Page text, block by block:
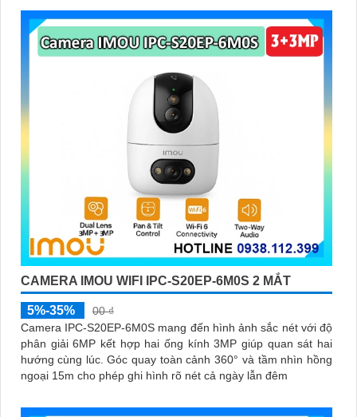
CAMERA IMOU WIFI IPC-S20EP-6M0S 2 MẮT
5%-35%
00 ₫
Camera IPC-S20EP-6M0S mang đến hình ảnh sắc nét với độ
phân giải 6MP kết hợp hai ống kính 3MP giúp quan sát hai
hướng cùng lúc. Góc quay toàn cảnh 360° và tầm nhìn hồng
ngoại 15m cho phép ghi hình rõ nét cả ngày lẫn đêm